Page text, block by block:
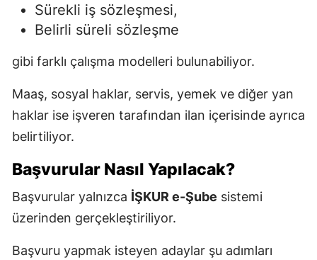
Sürekli iş sözleşmesi,
Belirli süreli sözleşme
gibi farklı çalışma modelleri bulunabiliyor.
Maaş, sosyal haklar, servis, yemek ve diğer yan
haklar ise işveren tarafından ilan içerisinde ayrıca
belirtiliyor.
Başvurular Nasıl Yapılacak?
Başvurular yalnızca İŞKUR e-Şube sistemi
üzerinden gerçekleştiriliyor.
Başvuru yapmak isteyen adaylar şu adımları